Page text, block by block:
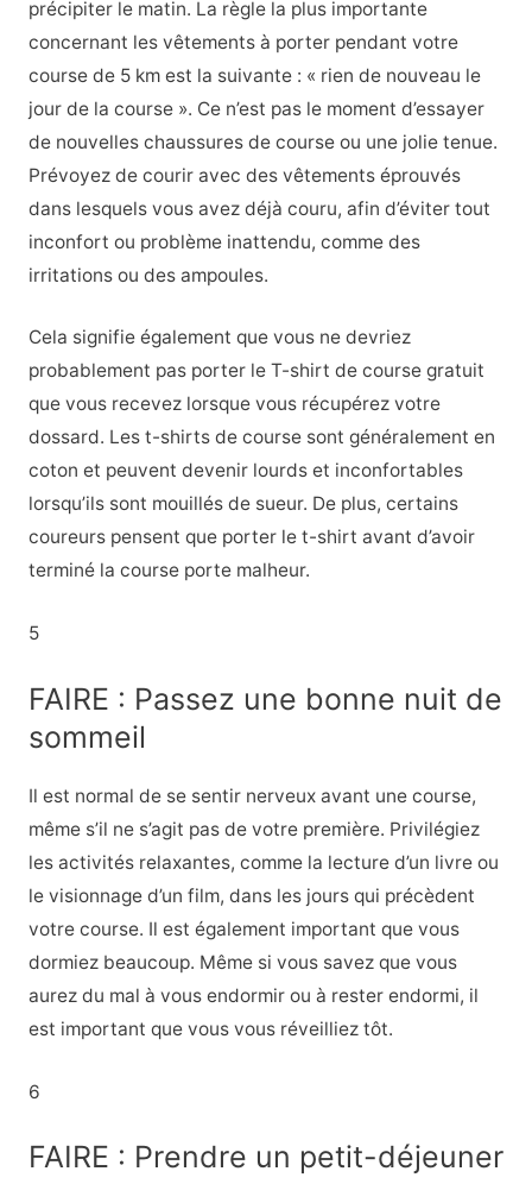
précipiter le matin. La règle la plus importante
concernant les vêtements à porter pendant votre
course de 5 km est la suivante : « rien de nouveau le
jour de la course ». Ce n’est pas le moment d’essayer
de nouvelles chaussures de course ou une jolie tenue.
Prévoyez de courir avec des vêtements éprouvés
dans lesquels vous avez déjà couru, afin d’éviter tout
inconfort ou problème inattendu, comme des
irritations ou des ampoules.
Cela signifie également que vous ne devriez
probablement pas porter le T-shirt de course gratuit
que vous recevez lorsque vous récupérez votre
dossard. Les t-shirts de course sont généralement en
coton et peuvent devenir lourds et inconfortables
lorsqu’ils sont mouillés de sueur. De plus, certains
coureurs pensent que porter le t-shirt avant d’avoir
terminé la course porte malheur.
5
FAIRE : Passez une bonne nuit de
sommeil
Il est normal de se sentir nerveux avant une course,
même s’il ne s’agit pas de votre première. Privilégiez
les activités relaxantes, comme la lecture d’un livre ou
le visionnage d’un film, dans les jours qui précèdent
votre course. Il est également important que vous
dormiez beaucoup. Même si vous savez que vous
aurez du mal à vous endormir ou à rester endormi, il
est important que vous vous réveilliez tôt.
6
FAIRE : Prendre un petit-déjeuner